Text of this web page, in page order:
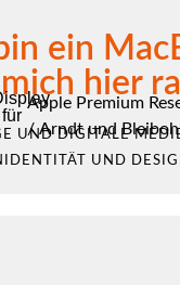
ein
hier
für
Apple Premium
/Arndt und
UND DIGITALE
UND